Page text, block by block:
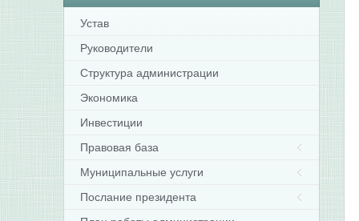
Устав
Руководители
Структура администрации
Экономика
Инвестиции
Правовая база
Муниципальные услуги
Послание президента